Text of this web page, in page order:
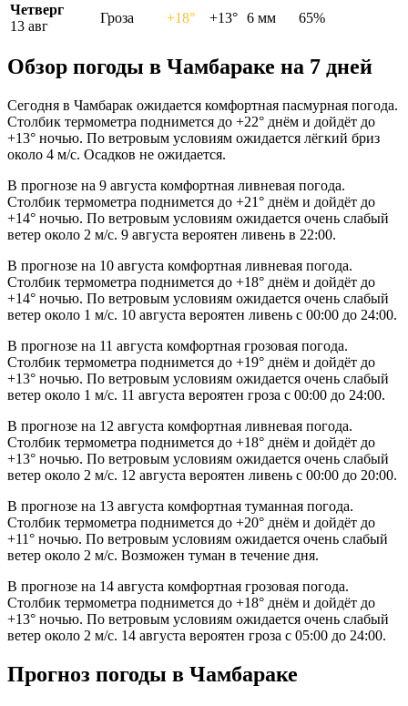
Четверг
13 авг
Гроза +18° +13° 6 мм 65%
Обзор погоды в Чамбараке на 7 дней
Сегодня в Чамбарак ожидается комфортная пасмурная погода.
Столбик термометра поднимется до +22° днём и дойдёт до
+13° ночью. По ветровым условиям ожидается лёгкий бриз
около 4 м/с. Осадков не ожидается.
В прогнозе на 9 августа комфортная ливневая погода.
Столбик термометра поднимется до +21° днём и дойдёт до
+14° ночью. По ветровым условиям ожидается очень слабый
ветер около 2 м/с. 9 августа вероятен ливень в 22:00.
В прогнозе на 10 августа комфортная ливневая погода.
Столбик термометра поднимется до +18° днём и дойдёт до
+14° ночью. По ветровым условиям ожидается очень слабый
ветер около 1 м/с. 10 августа вероятен ливень с 00:00 до 24:00.
В прогнозе на 11 августа комфортная грозовая погода.
Столбик термометра поднимется до +19° днём и дойдёт до
+13° ночью. По ветровым условиям ожидается очень слабый
ветер около 1 м/с. 11 августа вероятен гроза с 00:00 до 24:00.
В прогнозе на 12 августа комфортная ливневая погода.
Столбик термометра поднимется до +18° днём и дойдёт до
+13° ночью. По ветровым условиям ожидается очень слабый
ветер около 2 м/с. 12 августа вероятен ливень с 00:00 до 20:00.
В прогнозе на 13 августа комфортная туманная погода.
Столбик термометра поднимется до +20° днём и дойдёт до
+11° ночью. По ветровым условиям ожидается очень слабый
ветер около 2 м/с. Возможен туман в течение дня.
В прогнозе на 14 августа комфортная грозовая погода.
Столбик термометра поднимется до +18° днём и дойдёт до
+13° ночью. По ветровым условиям ожидается очень слабый
ветер около 2 м/с. 14 августа вероятен гроза с 05:00 до 24:00.
Прогноз погоды в Чамбараке